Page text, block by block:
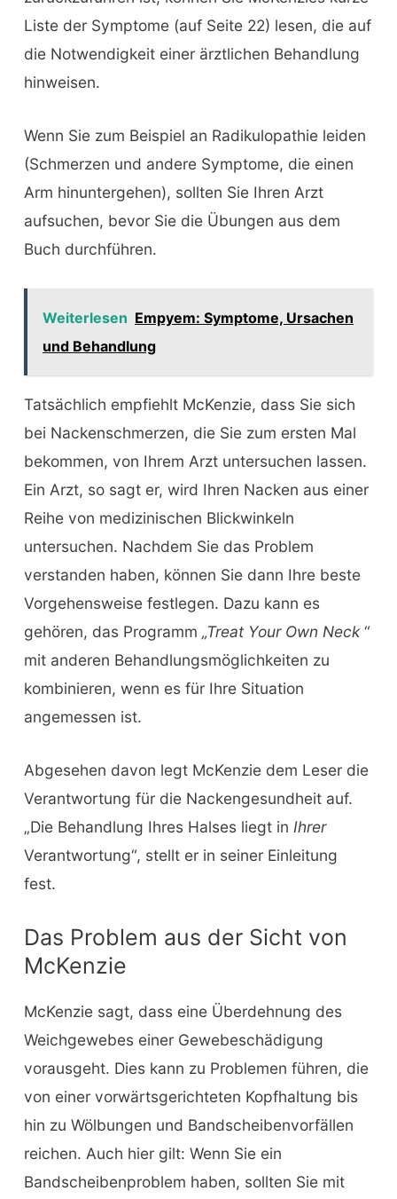
Liste der Symptome (auf Seite 22) lesen, die auf
die Notwendigkeit einer ärztlichen Behandlung
hinweisen.
Wenn Sie zum Beispiel an Radikulopathie leiden
(Schmerzen und andere Symptome, die einen
Arm hinuntergehen), sollten Sie Ihren Arzt
aufsuchen, bevor Sie die Übungen aus dem
Buch durchführen.
Weiterlesen Empyem: Symptome, Ursachen
und Behandlung
Tatsächlich empfiehlt McKenzie, dass Sie sich
bei Nackenschmerzen, die Sie zum ersten Mal
bekommen, von Ihrem Arzt untersuchen lassen.
Ein Arzt, so sagt er, wird Ihren Nacken aus einer
Reihe von medizinischen Blickwinkeln
untersuchen. Nachdem Sie das Problem
verstanden haben, können Sie dann Ihre beste
Vorgehensweise festlegen. Dazu kann es
gehören, das Programm „Treat Your Own Neck“
mit anderen Behandlungsmöglichkeiten zu
kombinieren, wenn es für Ihre Situation
angemessen ist.
Abgesehen davon legt McKenzie dem Leser die
Verantwortung für die Nackengesundheit auf.
„Die Behandlung Ihres Halses liegt in Ihrer
Verantwortung“, stellt er in seiner Einleitung
fest.
Das Problem aus der Sicht von
McKenzie
McKenzie sagt, dass eine Überdehnung des
Weichgewebes einer Gewebeschädigung
vorausgeht. Dies kann zu Problemen führen, die
von einer vorwärtsgerichteten Kopfhaltung bis
hin zu Wölbungen und Bandscheibenvorfällen
reichen. Auch hier gilt: Wenn Sie ein
Bandscheibenproblem haben, sollten Sie mit